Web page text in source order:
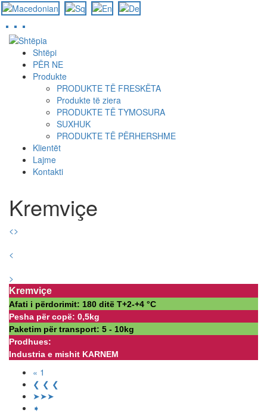
Skip
content
Shtëpi
PËR NE
Produkte
PRODUKTE TË FRESKËTA
Produkte të ziera
PRODUKTE TË TYMOSURA
SUXHUK
PRODUKTE TË PËRHERSHME
Klientët
Lajme
Kontakti
Kremviçe
<>
<
>
Kremviçe
Afati i përdorimit: 180 ditë Т+2-+4 °С
Pesha për copë: 0,5kg
Paketim për transport: 5 - 10kg
Prodhues:
Industria e mishit KARNEM
« 1
❮ ❮ ❮
➤➤➤
➧